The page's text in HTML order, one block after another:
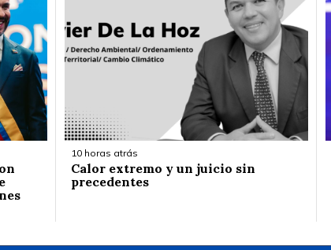
10 horas atrás
Calor extremo y un juicio sin
precedentes